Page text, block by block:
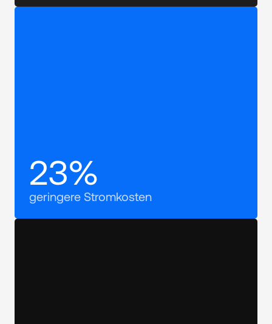
23%
geringere Stromkosten